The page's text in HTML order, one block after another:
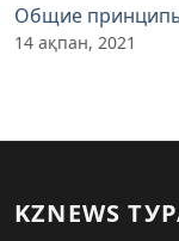
Общие принципы
14 ақпан, 2021
KZNEWS